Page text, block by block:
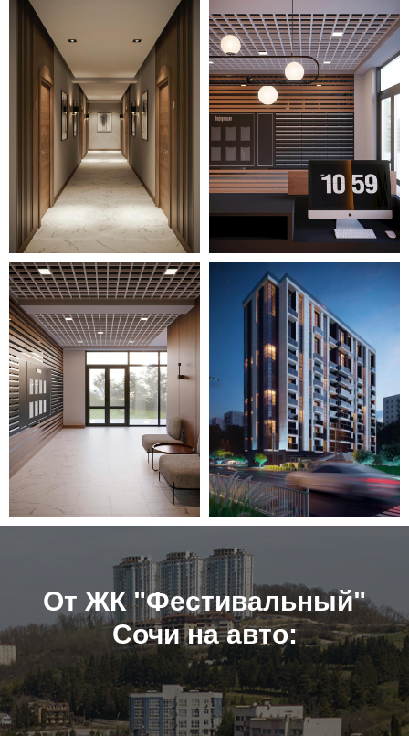
От ЖК "Фестивальный"
Сочи на авто: